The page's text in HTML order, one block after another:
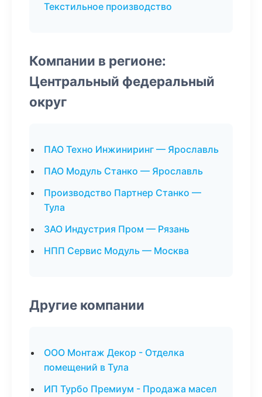
Текстильное производство
Компании в регионе:
Центральный федеральный
округ
ПАО Техно Инжиниринг — Ярославль
ПАО Модуль Станко — Ярославль
Производство Партнер Станко —
Тула
ЗАО Индустрия Пром — Рязань
НПП Сервис Модуль — Москва
Другие компании
ООО Монтаж Декор - Отделка
помещений в Тула
ИП Турбо Премиум - Продажа масел